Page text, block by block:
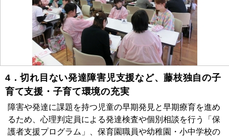
4．切れ目ない発達障害児支援など、藤枝独自の子
育て支援・子育て環境の充実
障害や発達に課題を持つ児童の早期発見と早期療育を進め
るため、心理判定員による発達検査や個別相談を行う「保
護者支援プログラム」、保育園職員や幼稚園・小中学校の